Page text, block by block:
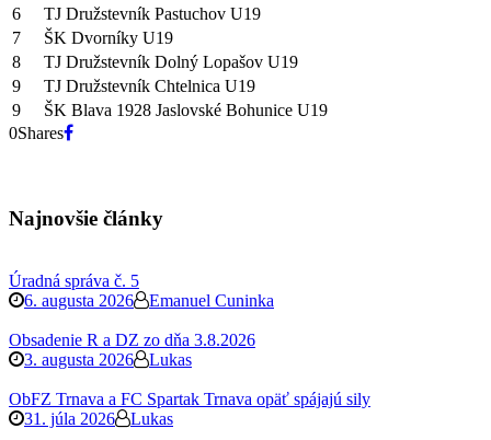
6
TJ Družstevník Pastuchov U19
7
ŠK Dvorníky U19
8
TJ Družstevník Dolný Lopašov U19
9
TJ Družstevník Chtelnica U19
9
ŠK Blava 1928 Jaslovské Bohunice U19
0Shares
Najnovšie články
Úradná správa č. 5
6. augusta 2026
Emanuel Cuninka
Obsadenie R a DZ zo dňa 3.8.2026
3. augusta 2026
Lukas
ObFZ Trnava a FC Spartak Trnava opäť spájajú sily
31. júla 2026
Lukas